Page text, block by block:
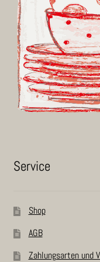
Ser­vice
Shop
AGB
Zah­lungs­ar­ten und